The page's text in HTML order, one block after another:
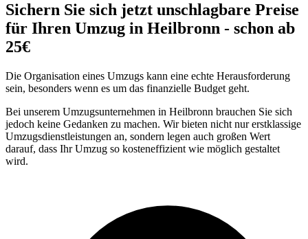
Sichern Sie sich jetzt unschlagbare Preise
für Ihren Umzug in Heilbronn - schon ab
25€
Die Organisation eines Umzugs kann eine echte Herausforderung
sein, besonders wenn es um das finanzielle Budget geht.
Bei unserem Umzugsunternehmen in Heilbronn brauchen Sie sich
jedoch keine Gedanken zu machen. Wir bieten nicht nur erstklassige
Umzugsdienstleistungen an, sondern legen auch großen Wert
darauf, dass Ihr Umzug so kosteneffizient wie möglich gestaltet
wird.